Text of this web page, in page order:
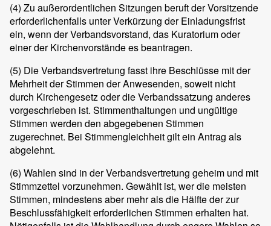
(4) Zu außerordentlichen Sitzungen beruft der Vorsitzende
erforderlichenfalls unter Verkürzung der Einladungsfrist
ein, wenn der Verbandsvorstand, das Kuratorium oder
einer der Kirchenvorstände es beantragen.
(5) Die Verbandsvertretung fasst ihre Beschlüsse mit der
Mehrheit der Stimmen der Anwesenden, soweit nicht
durch Kirchengesetz oder die Verbandssatzung anderes
vorgeschrieben ist. Stimmenthaltungen und ungültige
Stimmen werden den abgegebenen Stimmen
zugerechnet. Bei Stimmengleichheit gilt ein Antrag als
abgelehnt.
(6) Wahlen sind in der Verbandsvertretung geheim und mit
Stimmzettel vorzunehmen. Gewählt ist, wer die meisten
Stimmen, mindestens aber mehr als die Hälfte der zur
Beschlussfähigkeit erforderlichen Stimmen erhalten hat.